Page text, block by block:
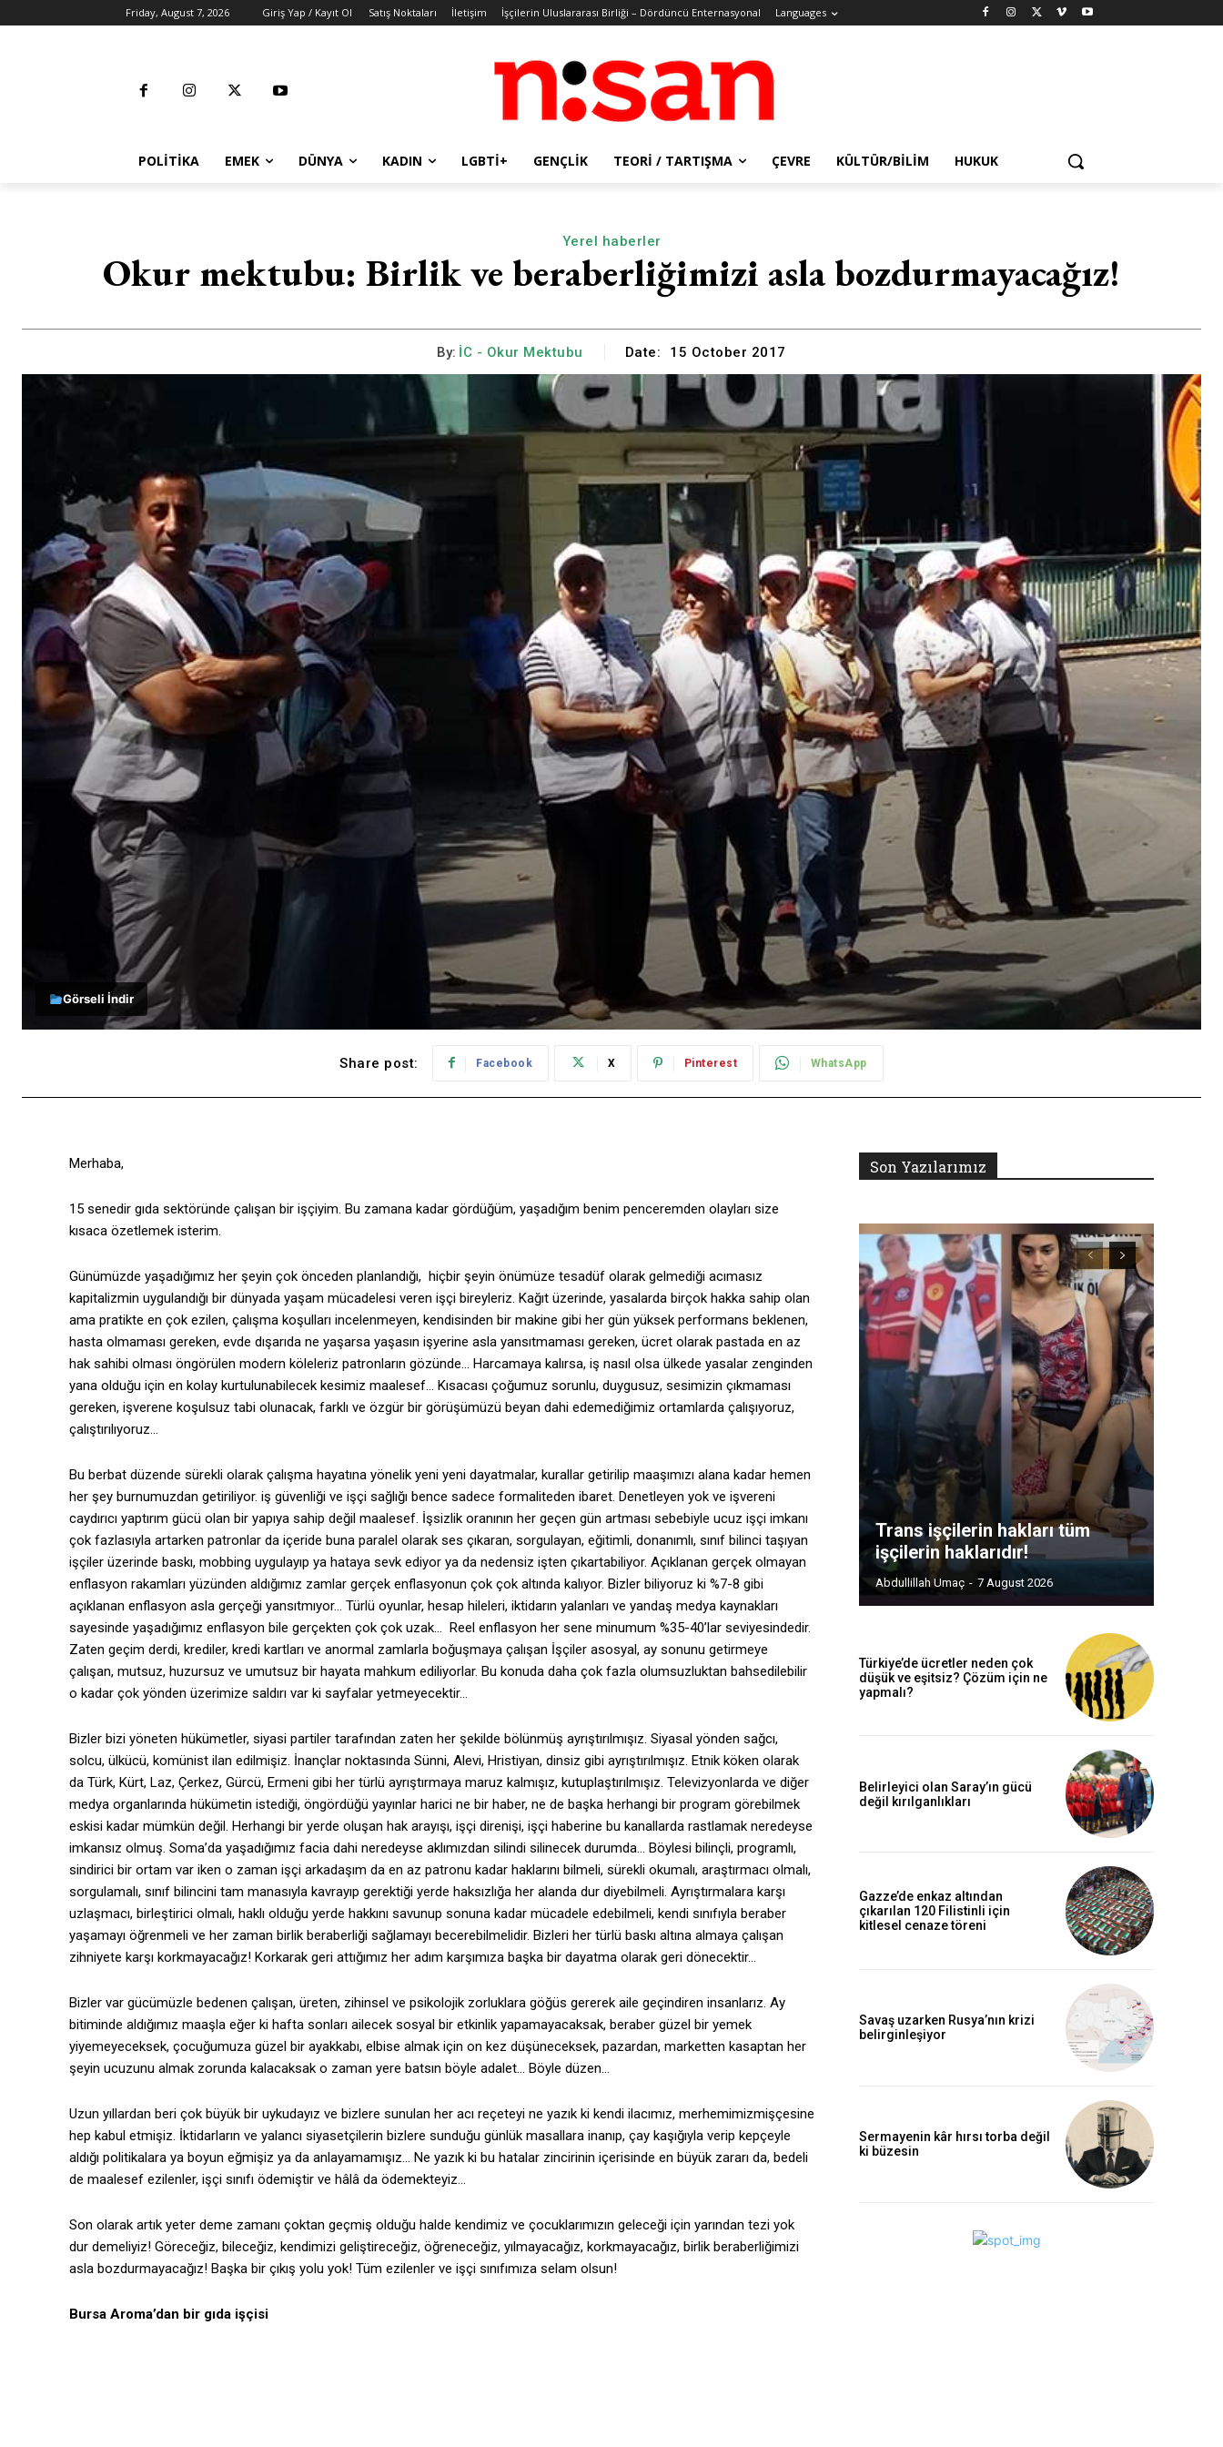
Friday, August 7, 2026 Giriş Yap / Kayıt Ol Satış Noktaları İletişim İşçilerin Uluslararası Birliği – Dördüncü Enternasyonal Languages
POLITIKA EMEK DÜNYA KADIN LGBTİ+ GENÇLIK TEORI / TARTIŞMA ÇEVRE KÜLTÜR/BILIM HUKUK
Yerel haberler
Okur mektubu: Birlik ve beraberliğimizi asla bozdurmayacağız!
By: İC - Okur Mektubu Date: 15 October 2017
Görseli İndir
Share post: Facebook X Pinterest WhatsApp
Merhaba,
15 senedir gıda sektöründe çalışan bir işçiyim. Bu zamana kadar gördüğüm, yaşadığım benim penceremden olayları size
kısaca özetlemek isterim.
Günümüzde yaşadığımız her şeyin çok önceden planlandığı, hiçbir şeyin önümüze tesadüf olarak gelmediği acımasız
kapitalizmin uygulandığı bir dünyada yaşam mücadelesi veren işçi bireyleriz. Kağıt üzerinde, yasalarda birçok hakka sahip olan
ama pratikte en çok ezilen, çalışma koşulları incelenmeyen, kendisinden bir makine gibi her gün yüksek performans beklenen,
hasta olmaması gereken, evde dışarıda ne yaşarsa yaşasın işyerine asla yansıtmaması gereken, ücret olarak pastada en az
hak sahibi olması öngörülen modern köleleriz patronların gözünde… Harcamaya kalırsa, iş nasıl olsa ülkede yasalar zenginden
yana olduğu için en kolay kurtulunabilecek kesimiz maalesef… Kısacası çoğumuz sorunlu, duygusuz, sesimizin çıkmaması
gereken, işverene koşulsuz tabi olunacak, farklı ve özgür bir görüşümüzü beyan dahi edemediğimiz ortamlarda çalışıyoruz,
çalıştırılıyoruz…
Bu berbat düzende sürekli olarak çalışma hayatına yönelik yeni yeni dayatmalar, kurallar getirilip maaşımızı alana kadar hemen
her şey burnumuzdan getiriliyor. iş güvenliği ve işçi sağlığı bence sadece formaliteden ibaret. Denetleyen yok ve işvereni
caydırıcı yaptırım gücü olan bir yapıya sahip değil maalesef. İşsizlik oranının her geçen gün artması sebebiyle ucuz işçi imkanı
çok fazlasıyla artarken patronlar da içeride buna paralel olarak ses çıkaran, sorgulayan, eğitimli, donanımlı, sınıf bilinci taşıyan
işçiler üzerinde baskı, mobbing uygulayıp ya hataya sevk ediyor ya da nedensiz işten çıkartabiliyor. Açıklanan gerçek olmayan
enflasyon rakamları yüzünden aldığımız zamlar gerçek enflasyonun çok çok altında kalıyor. Bizler biliyoruz ki %7-8 gibi
açıklanan enflasyon asla gerçeği yansıtmıyor… Türlü oyunlar, hesap hileleri, iktidarın yalanları ve yandaş medya kaynakları
sayesinde yaşadığımız enflasyon bile gerçekten çok çok uzak… Reel enflasyon her sene minumum %35-40’lar seviyesindedir.
Zaten geçim derdi, krediler, kredi kartları ve anormal zamlarla boğuşmaya çalışan İşçiler asosyal, ay sonunu getirmeye
çalışan, mutsuz, huzursuz ve umutsuz bir hayata mahkum ediliyorlar. Bu konuda daha çok fazla olumsuzluktan bahsedilebilir
o kadar çok yönden üzerimize saldırı var ki sayfalar yetmeyecektir…
Bizler bizi yöneten hükümetler, siyasi partiler tarafından zaten her şekilde bölünmüş ayrıştırılmışız. Siyasal yönden sağcı,
solcu, ülkücü, komünist ilan edilmişiz. İnançlar noktasında Sünni, Alevi, Hristiyan, dinsiz gibi ayrıştırılmışız. Etnik köken olarak
da Türk, Kürt, Laz, Çerkez, Gürcü, Ermeni gibi her türlü ayrıştırmaya maruz kalmışız, kutuplaştırılmışız. Televizyonlarda ve diğer
medya organlarında hükümetin istediği, öngördüğü yayınlar harici ne bir haber, ne de başka herhangi bir program görebilmek
eskisi kadar mümkün değil. Herhangi bir yerde oluşan hak arayışı, işçi direnişi, işçi haberine bu kanallarda rastlamak neredeyse
imkansız olmuş. Soma’da yaşadığımız facia dahi neredeyse aklımızdan silindi silinecek durumda… Böylesi bilinçli, programlı,
sindirici bir ortam var iken o zaman işçi arkadaşım da en az patronu kadar haklarını bilmeli, sürekli okumalı, araştırmacı olmalı,
sorgulamalı, sınıf bilincini tam manasıyla kavrayıp gerektiği yerde haksızlığa her alanda dur diyebilmeli. Ayrıştırmalara karşı
uzlaşmacı, birleştirici olmalı, haklı olduğu yerde hakkını savunup sonuna kadar mücadele edebilmeli, kendi sınıfıyla beraber
yaşamayı öğrenmeli ve her zaman birlik beraberliği sağlamayı becerebilmelidir. Bizleri her türlü baskı altına almaya çalışan
zihniyete karşı korkmayacağız! Korkarak geri attığımız her adım karşımıza başka bir dayatma olarak geri dönecektir…
Bizler var gücümüzle bedenen çalışan, üreten, zihinsel ve psikolojik zorluklara göğüs gererek aile geçindiren insanlarız. Ay
bitiminde aldığımız maaşla eğer ki hafta sonları ailecek sosyal bir etkinlik yapamayacaksak, beraber güzel bir yemek
yiyemeyeceksek, çocuğumuza güzel bir ayakkabı, elbise almak için on kez düşüneceksek, pazardan, marketten kasaptan her
şeyin ucuzunu almak zorunda kalacaksak o zaman yere batsın böyle adalet… Böyle düzen…
Uzun yıllardan beri çok büyük bir uykudayız ve bizlere sunulan her acı reçeteyi ne yazık ki kendi ilacımız, merhemimizmişçesine
hep kabul etmişiz. İktidarların ve yalancı siyasetçilerin bizlere sunduğu günlük masallara inanıp, çay kaşığıyla verip kepçeyle
aldığı politikalara ya boyun eğmişiz ya da anlayamamışız… Ne yazık ki bu hatalar zincirinin içerisinde en büyük zararı da, bedeli
de maalesef ezilenler, işçi sınıfı ödemiştir ve hâlâ da ödemekteyiz…
Son olarak artık yeter deme zamanı çoktan geçmiş olduğu halde kendimiz ve çocuklarımızın geleceği için yarından tezi yok
dur demeliyiz! Göreceğiz, bileceğiz, kendimizi geliştireceğiz, öğreneceğiz, yılmayacağız, korkmayacağız, birlik beraberliğimizi
asla bozdurmayacağız! Başka bir çıkış yolu yok! Tüm ezilenler ve işçi sınıfımıza selam olsun!
Bursa Aroma’dan bir gıda işçisi
Son Yazılarımız
Trans işçilerin hakları tüm
işçilerin haklarıdır!
Abdullillah Umaç - 7 August 2026
Türkiye’de ücretler neden çok
düşük ve eşitsiz? Çözüm için ne
yapmalı?
Belirleyici olan Saray’ın gücü
değil kırılganlıkları
Gazze’de enkaz altından
çıkarılan 120 Filistinli için
kitlesel cenaze töreni
Savaş uzarken Rusya’nın krizi
belirginleşiyor
Sermayenin kâr hırsı torba değil
ki büzesin